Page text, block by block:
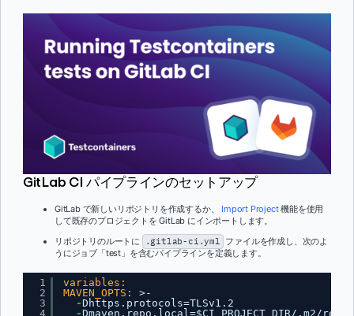
GitLab CI パイプラインのセットアップ
GitLab で新しいリポジトリを作成するか、 Import Project機能を使用
して既存のプロジェクトを GitLab にインポートします。
リポジトリのルートに
.gitlab-ci.yml ファイルを作成し、次のよ
うにジョブ「test」を含むパイプラインを定義します。
1
2
3
4
variables:
MAVEN_OPTS:
>-
-Dhttps.protocols=TLSv1.2
-Dmaven.repo.local=$CI_PROJECT_DIR/.m2/